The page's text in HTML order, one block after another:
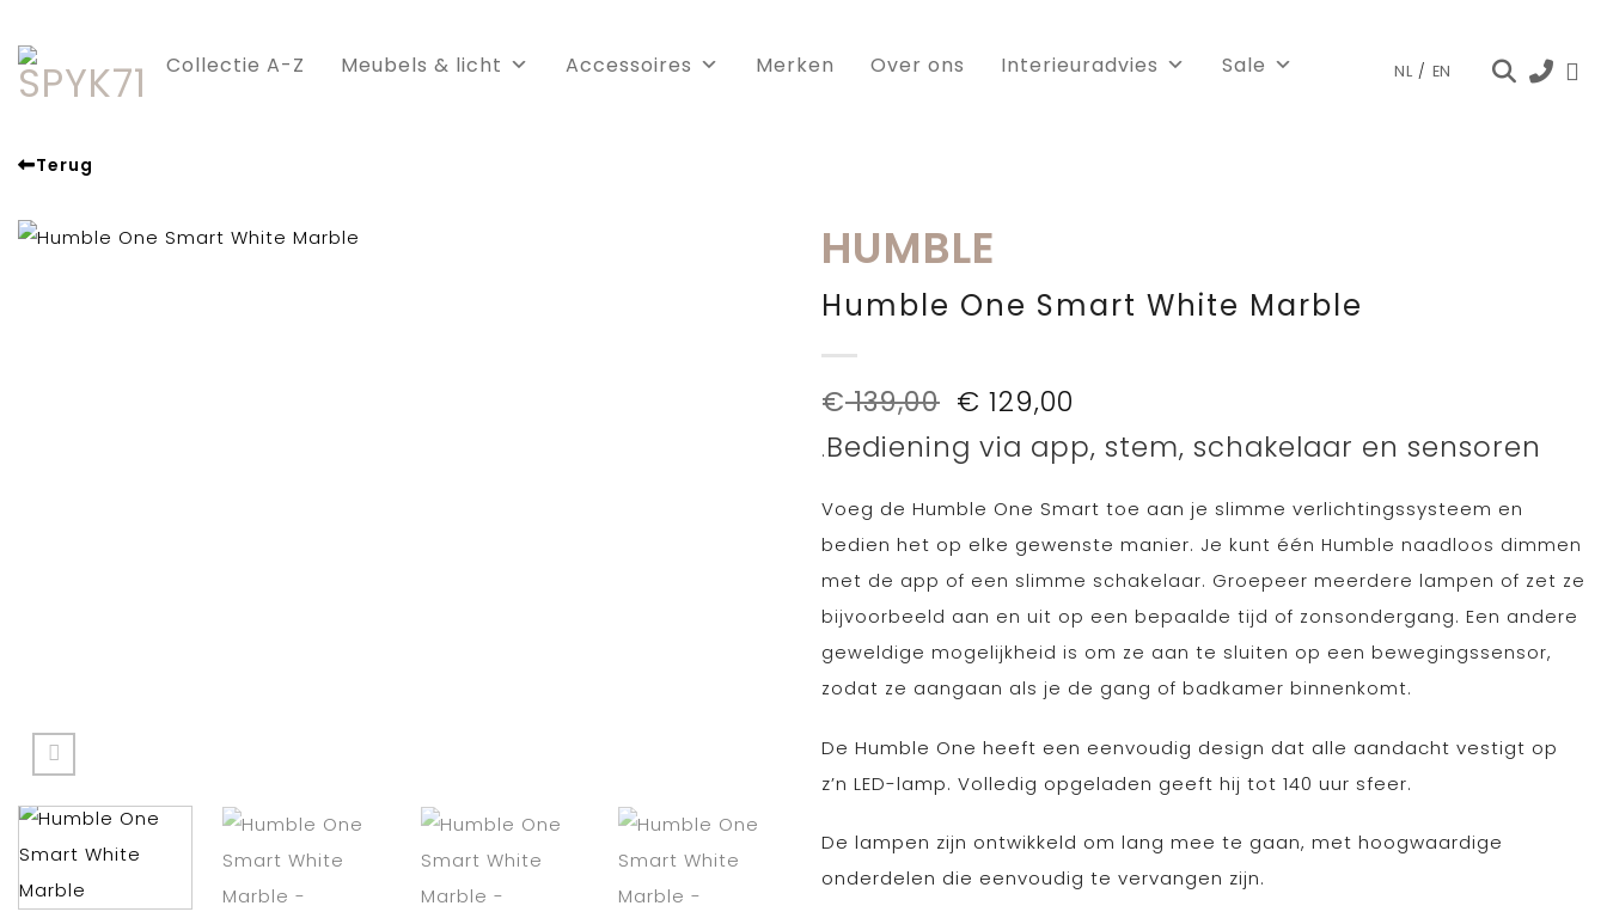
to
content
Collectie A-Z Meubels & licht Accessoires Merken Over ons Interieuradvies Sale NL/ EN
Terug
Humble One Smart White Marble
€139,00 Oorspronkelijke
prijs
was:
€ 129,00
is:
HUMBLE
.Bediening via app, stem, schakelaar en sensoren
Voeg de Humble One Smart toe aan je slimme verlichtingssysteem en
bedien het op elke gewenste manier. Je kunt één Humble naadloos dimmen
met de app of een slimme schakelaar. Groepeer meerdere lampen of zet ze
bijvoorbeeld aan en uit op een bepaalde tijd of zonsondergang. Een andere
geweldige mogelijkheid is om ze aan te sluiten op een bewegingssensor,
zodat ze aangaan als je de gang of badkamer binnenkomt.
De Humble One heeft een eenvoudig design dat alle aandacht vestigt op
z’n LED-lamp. Volledig opgeladen geeft hij tot 140 uur sfeer.
De lampen zijn ontwikkeld om lang mee te gaan, met hoogwaardige
onderdelen die eenvoudig te vervangen zijn.